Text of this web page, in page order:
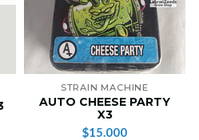
STRAIN MACHINE
AUTO CHEESE PARTY
X3
$15.000